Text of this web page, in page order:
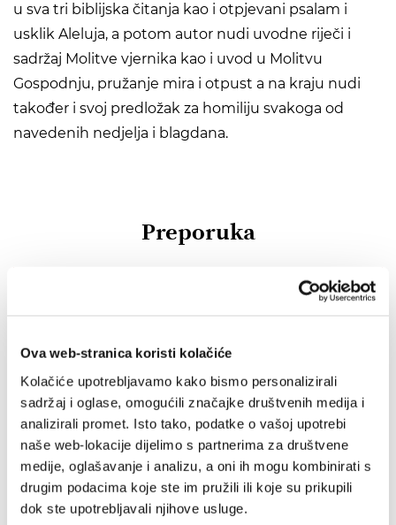
Ova web-stranica koristi kolačiće
Kolačiće upotrebljavamo kako bismo personalizirali
sadržaj i oglase, omogućili značajke društvenih medija i
analizirali promet. Isto tako, podatke o vašoj upotrebi
naše web-lokacije dijelimo s partnerima za društvene
medije, oglašavanje i analizu, a oni ih mogu kombinirati s
drugim podacima koje ste im pružili ili koje su prikupili
dok ste upotrebljavali njihove usluge.
u sva tri biblijska čitanja kao i otpjevani psalam i
usklik Aleluja, a potom autor nudi uvodne riječi i
sadržaj Molitve vjernika kao i uvod u Molitvu
Gospodnju, pružanje mira i otpust a na kraju nudi
također i svoj predložak za homiliju svakoga od
navedenih nedjelja i blagdana.
Preporuka
OD ISTOG NAKLADNIKA